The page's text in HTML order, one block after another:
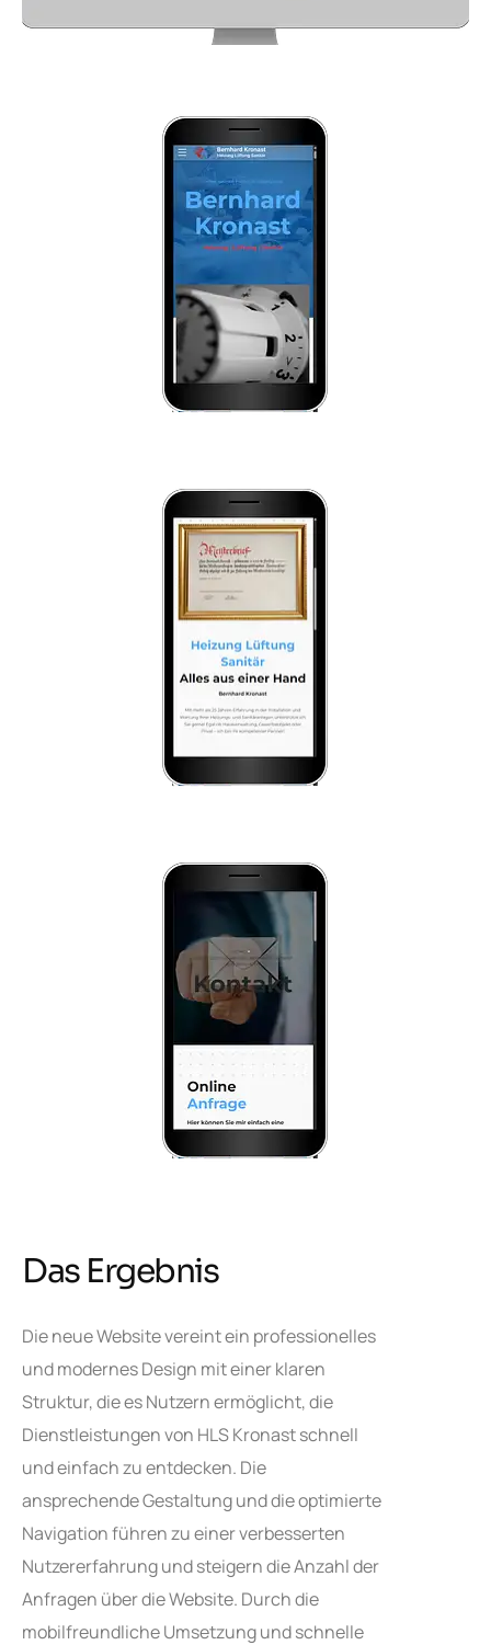
Das Ergebnis
Die neue Website vereint ein professionelles
und modernes Design mit einer klaren
Struktur, die es Nutzern ermöglicht, die
Dienstleistungen von HLS Kronast schnell
und einfach zu entdecken. Die
ansprechende Gestaltung und die optimierte
Navigation führen zu einer verbesserten
Nutzererfahrung und steigern die Anzahl der
Anfragen über die Website. Durch die
mobilfreundliche Umsetzung und schnelle